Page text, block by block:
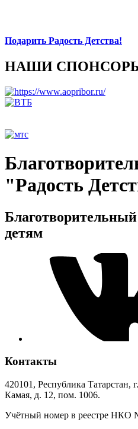
Подарить Радость Детства!
НАШИ
"Радость
детям
Контакты
420101, Республика Татарстан,
Камая, д. 12, пом. 1006.
Учётный номер в реестре НКО